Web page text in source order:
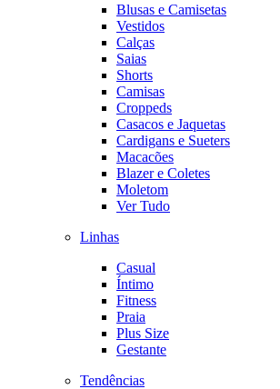
Blusas e Camisetas
Vestidos
Calças
Saias
Shorts
Camisas
Croppeds
Casacos e Jaquetas
Cardigans e Sueters
Macacões
Blazer e Coletes
Moletom
Ver Tudo
Linhas
Casual
Íntimo
Fitness
Praia
Plus Size
Gestante
Tendências